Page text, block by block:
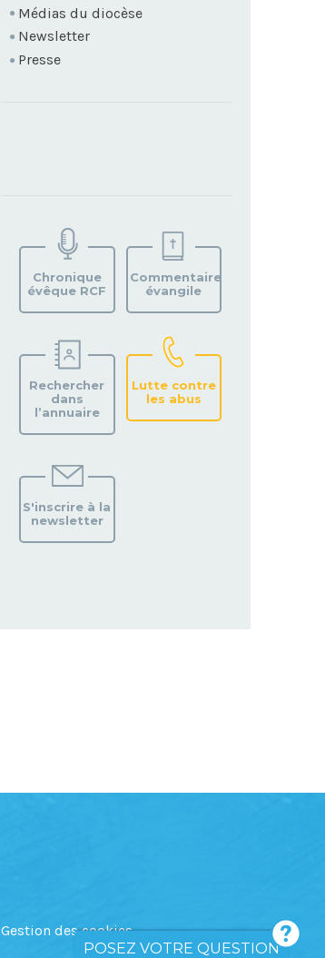
Médias du diocèse
Newsletter
Presse
VOTRE
PAROISSE
Chronique
évêque RCF
Commentaire
évangile
Rechercher
dans
l’annuaire
Lutte contre
les abus
S'inscrire à la
newsletter
POSEZ VOTRE QUESTION
Gestion des cookies